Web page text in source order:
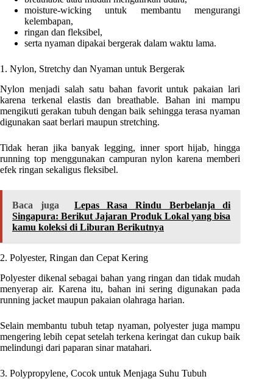
moisture-wicking untuk membantu mengurangi
kelembapan,
ringan dan fleksibel,
serta nyaman dipakai bergerak dalam waktu lama.
1. Nylon, Stretchy dan Nyaman untuk Bergerak
Nylon menjadi salah satu bahan favorit untuk pakaian lari
karena terkenal elastis dan breathable. Bahan ini mampu
mengikuti gerakan tubuh dengan baik sehingga terasa nyaman
digunakan saat berlari maupun stretching.
Tidak heran jika banyak legging, inner sport hijab, hingga
running top menggunakan campuran nylon karena memberi
efek ringan sekaligus fleksibel.
Baca juga
Lepas Rasa Rindu Berbelanja di
Singapura: Berikut Jajaran Produk Lokal yang bisa
kamu koleksi di Liburan Berikutnya
2. Polyester, Ringan dan Cepat Kering
Polyester dikenal sebagai bahan yang ringan dan tidak mudah
menyerap air. Karena itu, bahan ini sering digunakan pada
running jacket maupun pakaian olahraga harian.
Selain membantu tubuh tetap nyaman, polyester juga mampu
mengering lebih cepat setelah terkena keringat dan cukup baik
melindungi dari paparan sinar matahari.
3. Polypropylene, Cocok untuk Menjaga Suhu Tubuh